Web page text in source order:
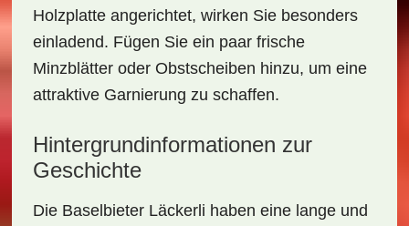
Holzplatte angerichtet, wirken Sie besonders
einladend. Fügen Sie ein paar frische
Minzblätteroder Obstscheiben hinzu, um eine
attraktive Garnierung zu schaffen.
Hintergrundinformationen zur
Geschichte
Die Baselbieter Läckerli haben eine lange und